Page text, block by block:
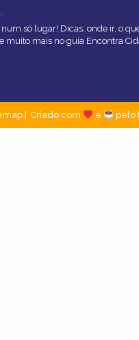
só lugar! Dicas, onde ir, o
muito mais no guia Encontra
Criado com e pelo